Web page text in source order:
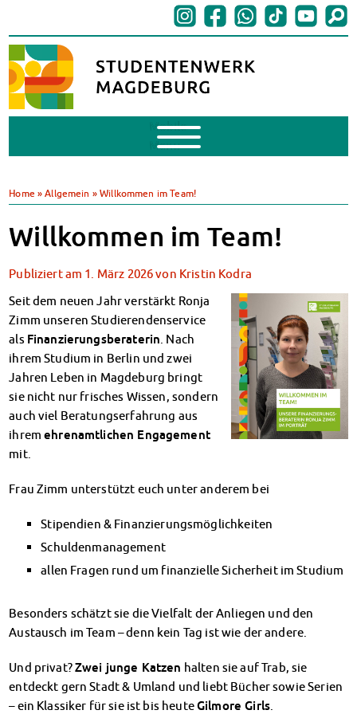
Mobile
Menu
BAföG beantragen
BAföG-FAQs
Dokumente
BAföG-Sprechstunden
Kredite & Stipendien
Mensen & Cafeterien
Heute in unseren Mensen
JoGo – Studibar + Eventspace
Klimabewusst essen
Mensa-FAQs
CampusCatering
MensaFeedback
Wohnheime im Überblick
Wohnheime in Wernigerode
Wohnheimantrag & -service
MIT einander – FÜR einander
Schadensmeldung
Wohnen-FAQ
AnsprechpartnerInnen
Soziales & Beratung
Sozialberatung
Home »Allgemein »Willkommen im Team!
Willkommen im Team!
Publiziert am 1. März 2026von Kristin Kodra
Seit dem neuen Jahr verstärkt Ronja
Zimm unseren Studierendenservice
als Finanzierungsberaterin . Nach
ihrem Studium in Berlin und zwei
Jahren Leben in Magdeburg bringt
sie nicht nur frisches Wissen, sondern
auch viel Beratungserfahrung aus
ihremehrenamtlichen Engagement
mit.
Frau Zimm unterstützt euch unter anderem bei
Stipendien & Finanzierungsmöglichkeiten
Schuldenmanagement
allen Fragen rund um finanzielle Sicherheit im Studium
Besonders schätzt sie die Vielfalt der Anliegen und den
Austausch im Team – denn kein Tag ist wie der andere.
Und privat?Zwei junge Katzen halten sie auf Trab, sie
entdeckt gern Stadt & Umland und liebt Bücher sowie Serien
– ein Klassiker für sie ist bis heuteGilmore Girls.